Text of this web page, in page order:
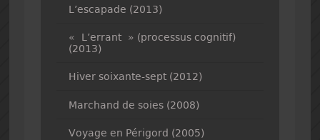
L’escapade (2013)
« L’errant » (processus cognitif)
(2013)
Hiver soixante-sept (2012)
Marchand de soies (2008)
Voyage en Périgord (2005)